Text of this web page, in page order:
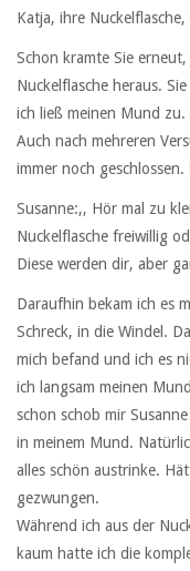
Katja, ihre
Schon kramte Sie
Nuckelflasche heraus.
ich ließ meinen Mund zu.
Auch nach mehreren
immer noch
Susanne:,, Hör mal zu
Nuckelflasche freiwillig
Diese werden dir, aber
Daraufhin bekam ich es
Schreck, in die Windel.
mich befand und ich es
ich langsam meinen
schon schob mir
in meinem Mund.
alles schön austrinke.
gezwungen.
Während ich aus der
kaum hatte ich die